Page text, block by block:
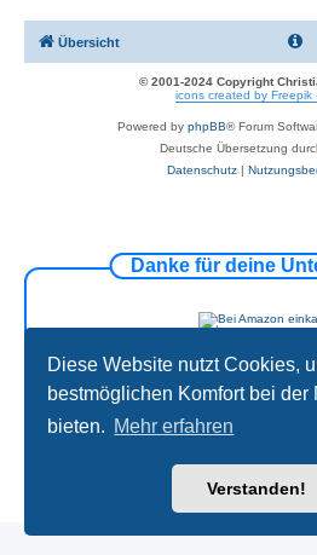
Diese Website nutzt Cookies,
bestmöglichen Komfort bei der
bieten. Mehr erfahren
Verstanden!
Übersicht
© 2001-2024 Copyright
icons created by Freepik
Powered by phpBB® Forum
Deutsche Übersetzung
Datenschutz|
Danke für deine